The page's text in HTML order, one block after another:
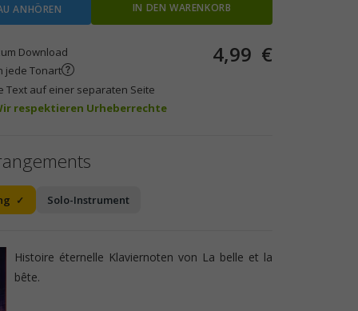
ANHÖREN IN DEN WARENKORB
Download
jede Tonart
Text auf einer separaten Seite
respektieren Urheberrechte
4,99 €
Solo-Instrument
Histoire éternelle Klaviernoten von La belle et la
bête.